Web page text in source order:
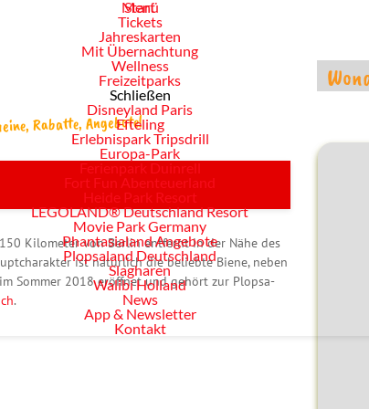
Menü
Start
Tickets
Jahreskarten
Mit Übernachtung
Wellness
Freizeitparks
Schließen
Disneyland Paris
Efteling
Erlebnispark Tripsdrill
Europa-Park
Ferienpark Duinrell
Fort Fun Abenteuerland
Heide Park Resort
LEGOLAND® Deutschland Resort
Movie Park Germany
Phantasialand Angebote
Plopsaland Deutschland
Slagharen
Walibi Holland
News
App & Newsletter
Kontakt
Rabatte, Angebote!
Kilometer von Berlin entfernt in der Nähe des
ist natürlich die beliebte Biene, neben
Sommer 2018 eröffnet und gehört zur Plopsa-
.